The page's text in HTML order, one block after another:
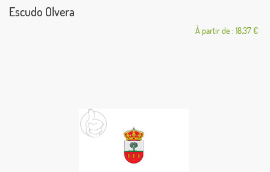
Escudo Olvera
À partir de : 18,37 €